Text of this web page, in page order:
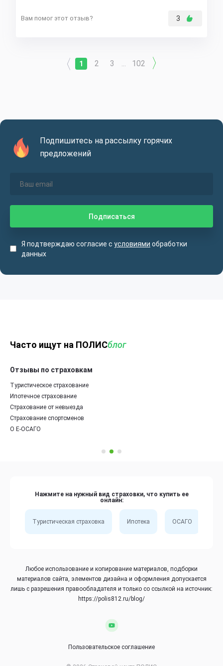
Вам помог этот отзыв? 3
1 2 3 102
Подпишитесь на рассылку горячих
предложений
Я подтверждаю согласие с условиями обработки
данных
Часто ищут на ПОЛИСблог
Отзывы по страховкам
Туристическое страхование
Ипотечное страхование
Страхование от невыезда
Страхование спортсменов
О Е-ОСАГО
Нажмите на нужный вид страховки, что купить ее
онлайн:
Туристическая страховка Ипотека ОСАГО
Любое использование и копирование материалов, подборки
материалов сайта, элементов дизайна и оформления допускается
лишь с разрешения правообладателя и только со ссылкой на источник:
https://polis812.ru/blog/
Пользовательское соглашение